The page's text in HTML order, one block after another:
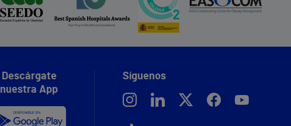
Descárgate
nuestra App
Síguenos